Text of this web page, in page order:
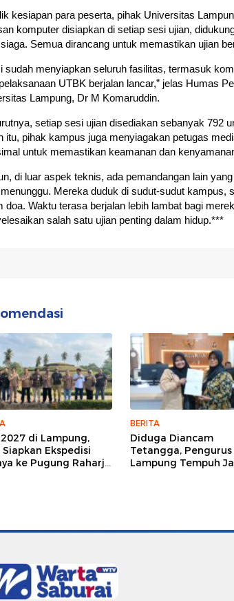
kesiapan para peserta, pihak Universitas
komputer disiapkan di setiap sesi ujian,
Semua dirancang untuk memastikan ujian
sudah menyiapkan seluruh fasilitas, termasuk
UTBK berjalan lancar,” jelas Humas
Lampung, Dr M Komaruddin.
setiap sesi ujian disediakan sebanyak 792
itu, pihak kampus juga menyiagakan petugas
untuk memastikan keamanan dan
di luar aspek teknis, ada pemandangan lain
Mereka duduk di sudut-sudut kampus,
doa. Waktu terasa berjalan lebih lambat bagi
salah satu ujian penting dalam hidup.***
2027 di Lampung,
Siapkan Ekspedisi
ke Pugung Raharjo
BERITA
Diduga Diancam
Tetangga, Pengurus
Lampung Tempuh